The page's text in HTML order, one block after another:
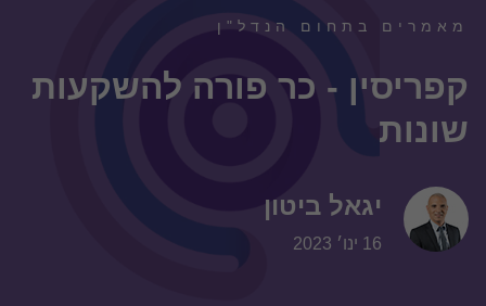
מאמרים בתחום הנדל"ן
קפריסין - כר פורה להשקעות
שונות
יגאל ביטון
16 ינו׳ 2023